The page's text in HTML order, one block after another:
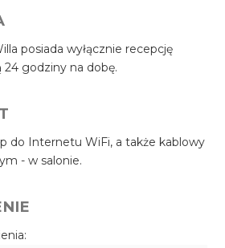
posiada wyłącznie recepcję
godziny na dobę.
do Internetu WiFi, a także kablowy
- w salonie.